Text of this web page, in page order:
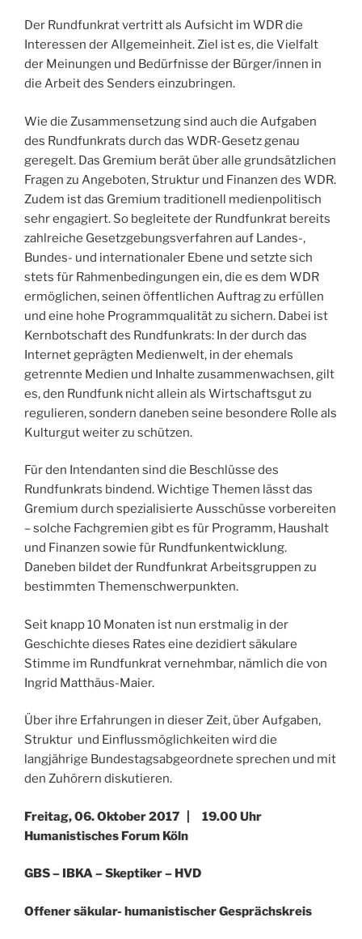
Der Rundfunkrat vertritt als Aufsicht im WDR die
Interessen der Allgemeinheit. Ziel ist es, die Vielfalt
der Meinungen und Bedürfnisse der Bürger/innen in
die Arbeit des Senders einzubringen.
Wie die Zusammensetzung sind auch die Aufgaben
des Rundfunkrats durch das WDR-Gesetz genau
geregelt. Das Gremium berät über alle grundsätzlichen
Fragen zu Angeboten, Struktur und Finanzen des WDR.
Zudem ist das Gremium traditionell medienpolitisch
sehr engagiert. So begleitete der Rundfunkrat bereits
zahlreiche Gesetzgebungsverfahren auf Landes-,
Bundes- und internationaler Ebene und setzte sich
stets für Rahmenbedingungen ein, die es dem WDR
ermöglichen, seinen öffentlichen Auftrag zu erfüllen
und eine hohe Programmqualität zu sichern. Dabei ist
Kernbotschaft des Rundfunkrats: In der durch das
Internet geprägten Medienwelt, in der ehemals
getrennte Medien und Inhalte zusammenwachsen, gilt
es, den Rundfunk nicht allein als Wirtschaftsgut zu
regulieren, sondern daneben seine besondere Rolle als
Kulturgut weiter zu schützen.
Für den Intendanten sind die Beschlüsse des
Rundfunkrats bindend. Wichtige Themen lässt das
Gremium durch spezialisierte Ausschüsse vorbereiten
– solche Fachgremien gibt es für Programm, Haushalt
und Finanzen sowie für Rundfunkentwicklung.
Daneben bildet der Rundfunkrat Arbeitsgruppen zu
bestimmten Themenschwerpunkten.
Seit knapp 10 Monaten ist nun erstmalig in der
Geschichte dieses Rates eine dezidiert säkulare
Stimme im Rundfunkrat vernehmbar, nämlich die von
Ingrid Matthäus-Maier.
Über ihre Erfahrungen in dieser Zeit, über Aufgaben,
Struktur und Einflussmöglichkeiten wird die
langjährige Bundestagsabgeordnete sprechen und mit
den Zuhörern diskutieren.
Freitag, 06. Oktober 2017
19.00 Uhr
Humanistisches Forum Köln
GBS – IBKA – Skeptiker – HVD
Offener säkular- humanistischer Gesprächskreis